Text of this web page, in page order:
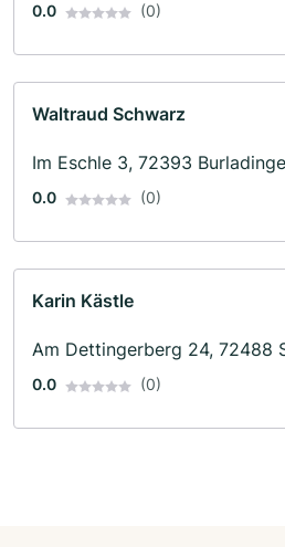
0.0 (0)
Waltraud Schwarz
Im Eschle 3, 72393
0.0 (0)
Karin Kästle
Am Dettingerberg 24, 72488
0.0 (0)